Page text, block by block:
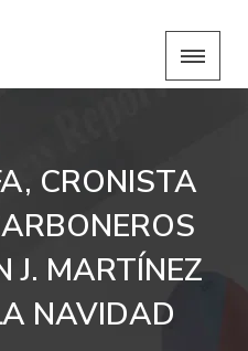
CRONISTA
J. MARTÍNEZ
NAVIDAD